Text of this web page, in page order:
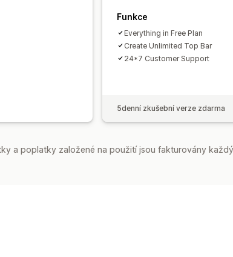
Funkce
Everything in Free Plan
Create Unlimited Top Bar
24*7 Customer Support
5denní zkušební verze zdarma
a poplatky založené na použití jsou fakturovány